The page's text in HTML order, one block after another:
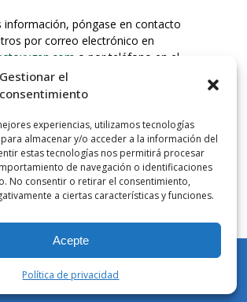
Gestionar el
consentimiento
experiencias, utilizamos tecnologías
almacenar y/o acceder a la información del
estas tecnologías nos permitirá procesar
de navegación o identificaciones
No consentir o retirar el consentimiento,
a ciertas características y funciones.
Acepte
Política de privacidad
información, póngase en contacto
por correo electrónico en
o por teléfono en el
DE USO
la boca, presionar firmemente
inhalar. Coloque la mascarilla
la nariz y sobre la boca. Presione el
abajo para activar el flujo. Inspire
DE INHALACIONES
de bolsillo Boost Oxygen contienen
litros de oxígeno respirable de
equivale a aproximadamente 60